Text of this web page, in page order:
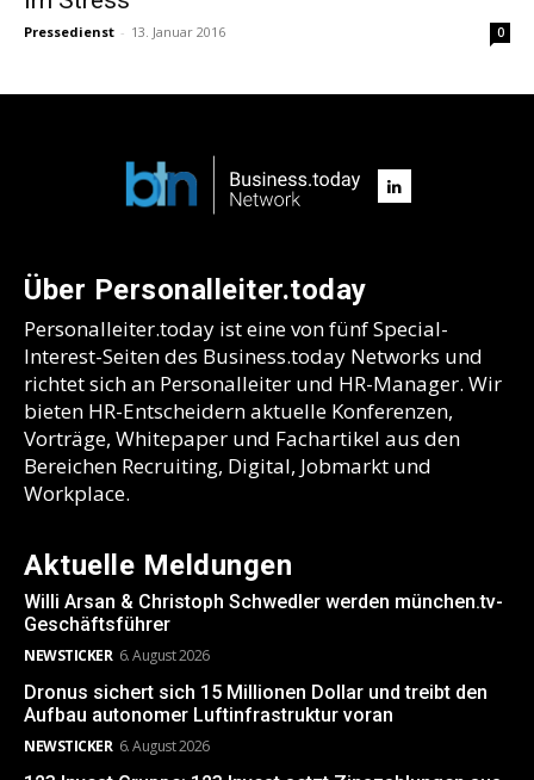
Pressedienst - 13. Januar 2016 0
Über Personalleiter.today
Personalleiter.today ist eine von fünf Special-
Interest-Seiten des Business.today Networks und
richtet sich an Personalleiter und HR-Manager. Wir
bieten HR-Entscheidern aktuelle Konferenzen,
Vorträge, Whitepaper und Fachartikel aus den
Bereichen Recruiting, Digital, Jobmarkt und
Workplace.
Aktuelle Meldungen
Willi Arsan & Christoph Schwedler werden münchen.tv-
Geschäftsführer
NEWSTICKER 6. August 2026
Dronus sichert sich 15 Millionen Dollar und treibt den
Aufbau autonomer Luftinfrastruktur voran
NEWSTICKER 6. August 2026